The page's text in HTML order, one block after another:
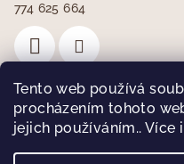
Tento web používá
procházením tohoto
jejich používáním.. Více
774 625 664
Facebook